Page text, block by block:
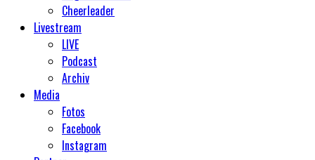
Cheerleader
Livestream
LIVE
Podcast
Archiv
Media
Fotos
Facebook
Instagram